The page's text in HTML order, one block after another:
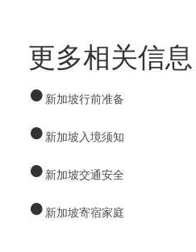
更多相关信息
● 新加坡行前准备
● 新加坡入境须知
● 新加坡交通安全
● 新加坡寄宿家庭